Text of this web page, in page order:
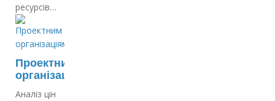
ресурсів…
Проектним
організаціям
Аналіз цін